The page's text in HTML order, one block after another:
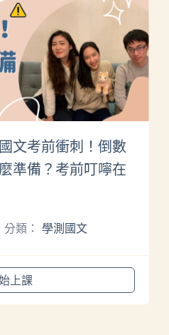
文考前衝刺！倒數
準備？考前叮嚀在
類： 學測國文
上課